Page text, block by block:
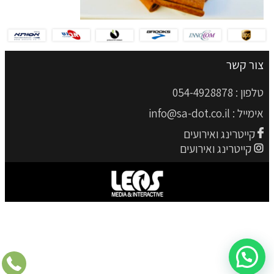
צור קשר
טלפון : 054-4928878
אימייל : info@sa-dot.co.il
קייטרינג ואירועים
קייטרינג ואירועים